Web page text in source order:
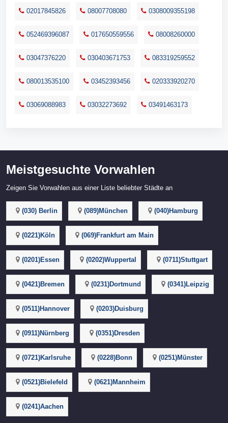
02017845826 08007708080 0308009355198
052469396087 017650559556 08008260000
03047376220 030403671753 083319259552
080013535100 03452393456 020333920270
03069088983 03032273692 03491463173
Meistgesuchte Vorwahlen
Zeigen Sie Vorwahlen aus einer Liste beliebter Städte an
(030) Berlin (089)München (040)Hamburg
(0221)Köln (069)Frankfurt am Main
(0201)Essen (0202)Wuppertal (0711)Stuttgart
(0421)Bremen (0231)Dortmund (0341)Leipzig
(0511)Hannover (0203)Duisburg
(0911)Nürnberg (0351)Dresden
(0721)Karlsruhe (0228)Bonn (0251)Münster
(0521)Bielefeld (0621)Mannheim
(0241)Aachen